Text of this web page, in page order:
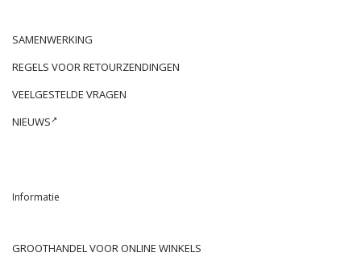
SAMENWERKING
REGELS VOOR RETOURZENDINGEN
VEELGESTELDE VRAGEN
NIEUWS
Informatie
GROOTHANDEL VOOR ONLINE WINKELS